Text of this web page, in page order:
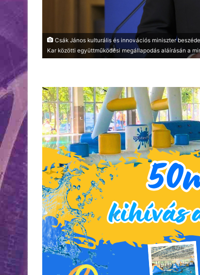
Csák János kulturális és innovációs miniszter
Kar közötti együttműködési megállapodás aláírásán a